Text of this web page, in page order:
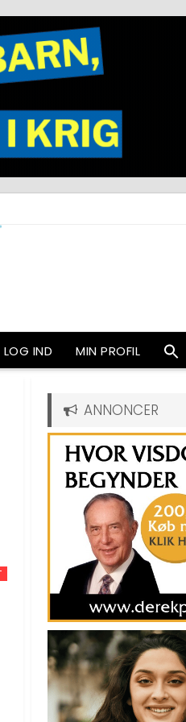
LOG IND MIN PROFIL
ANNONCER